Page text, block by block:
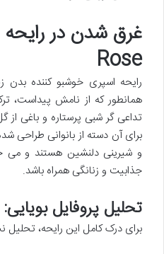
Rose
همانطور که از نامش پیداست،
تداعی گر شبی پرستاره و باغی
برای آن دسته از بانوانی طراحی
و شیرینی دلنشین هستند و می
جذابیت و زنانگی همراه باشد.
تحلیل پروفایل
برای درک کامل این رایحه،